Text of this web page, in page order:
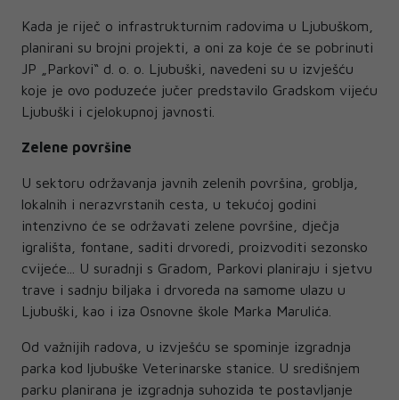
Kada je riječ o infrastrukturnim radovima u Ljubuškom,
planirani su brojni projekti, a oni za koje će se pobrinuti
JP „Parkovi“ d. o. o. Ljubuški, navedeni su u izvješću
koje je ovo poduzeće jučer predstavilo Gradskom vijeću
Ljubuški i cjelokupnoj javnosti.
Zelene površine
U sektoru održavanja javnih zelenih površina, groblja,
lokalnih i nerazvrstanih cesta, u tekućoj godini
intenzivno će se održavati zelene površine, dječja
igrališta, fontane, saditi drvoredi, proizvoditi sezonsko
cvijeće... U suradnji s Gradom, Parkovi planiraju i sjetvu
trave i sadnju biljaka i drvoreda na samome ulazu u
Ljubuški, kao i iza Osnovne škole Marka Marulića.
Od važnijih radova, u izvješću se spominje izgradnja
parka kod ljubuške Veterinarske stanice. U središnjem
parku planirana je izgradnja suhozida te postavljanje